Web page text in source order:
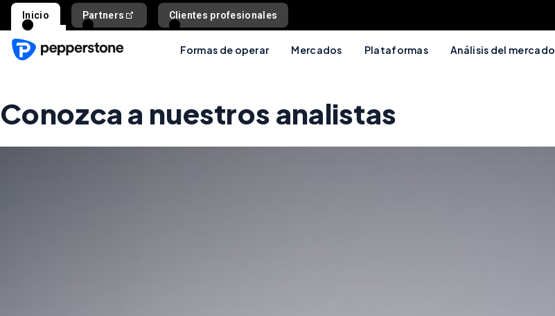
Inicio Partners Clientes profesionales
Formas de operar Mercados Plataformas Análisis del mercado
Conozca a nuestros analistas